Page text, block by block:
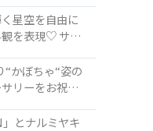
星空を自由に
を表現♡ サマ
ー』を記念し
かぼちゃ“姿の
リーをお祝い
では「かぼち
」とナルミヤキ